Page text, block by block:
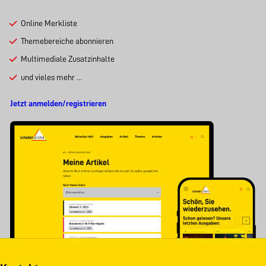
Online Merkliste
Themebereiche abonnieren
Multimediale Zusatzinhalte
und vieles mehr …
Jetzt anmelden/registrieren